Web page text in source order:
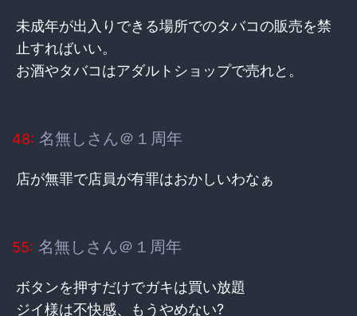
未成年が出入りできる場所でのタバコの販売を禁
止すればいい。
お酒やタバコはアダルトショップで売れと。
48: 名無しさん＠１周年
店が無罪で店員が有罪はおかしいわなぁ
55: 名無しさん＠１周年
ボタンを押すだけでガキは買い放題
ジイ様は不快感、もうやめない?